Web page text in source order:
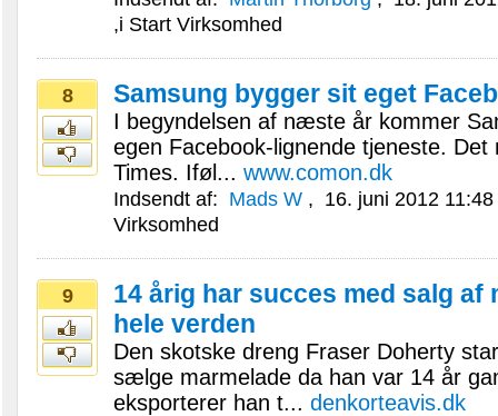
,i Start Virksomhed
8 Samsung bygger sit eget
I begyndelsen af næste år kommer
egen Facebook-lignende tjeneste. Det
Times. Iføl... www.comon.dk
Indsendt af: Mads W , 16. juni 2012 11:48
Virksomhed
9
14 årig har succes med salg af
hele verden
Den skotske dreng Fraser Doherty
sælge marmelade da han var 14 år
eksporterer han t... denkorteavis.dk